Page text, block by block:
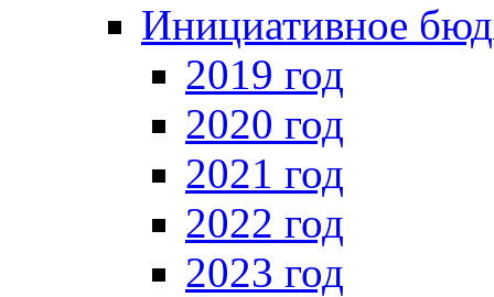
Инициативное
2019 год
2020 год
2021 год
2022 год
2023 год